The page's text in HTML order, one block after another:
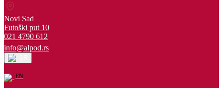
Novi Sad
Futoški put 10
021 4790 612
info@alpod.rs
EN